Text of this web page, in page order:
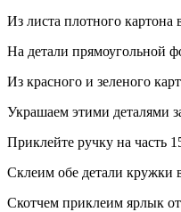
Из листа плотного
На детали прямоугольной
Из красного и зеленого
Украшаем этими деталями
Приклейте ручку на часть
Склеим обе детали кружки
Скотчем приклеим ярлык